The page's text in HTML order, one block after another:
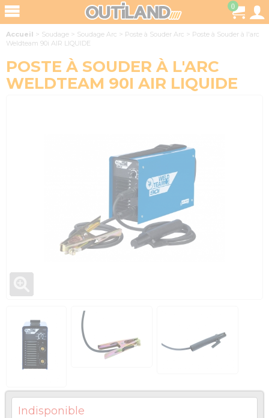
0
Accueil > Soudage > Soudage Arc > Poste à Souder Arc > Poste à Souder à l'arc
Weldteam 90i AIR LIQUIDE
POSTE À SOUDER À L'ARC
WELDTEAM 90I AIR LIQUIDE
Indisponible